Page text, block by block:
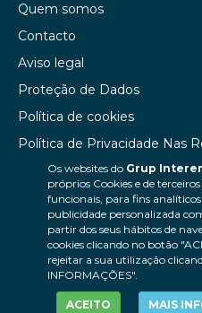
Os websites do Grup
próprios Cookies e de
funcionais, para fins
publicidade personalizada
partir dos seus hábitos de
cookies clicando no botão
rejeitar a sua utilização
INFORMAÇÕES".
ACEITO MAIS
Quem somos
Contacto
Aviso legal
Proteção de Dados
Política de cookies
Política de Privacidade Nas
Canal de denúncias
Colaborações editoriais